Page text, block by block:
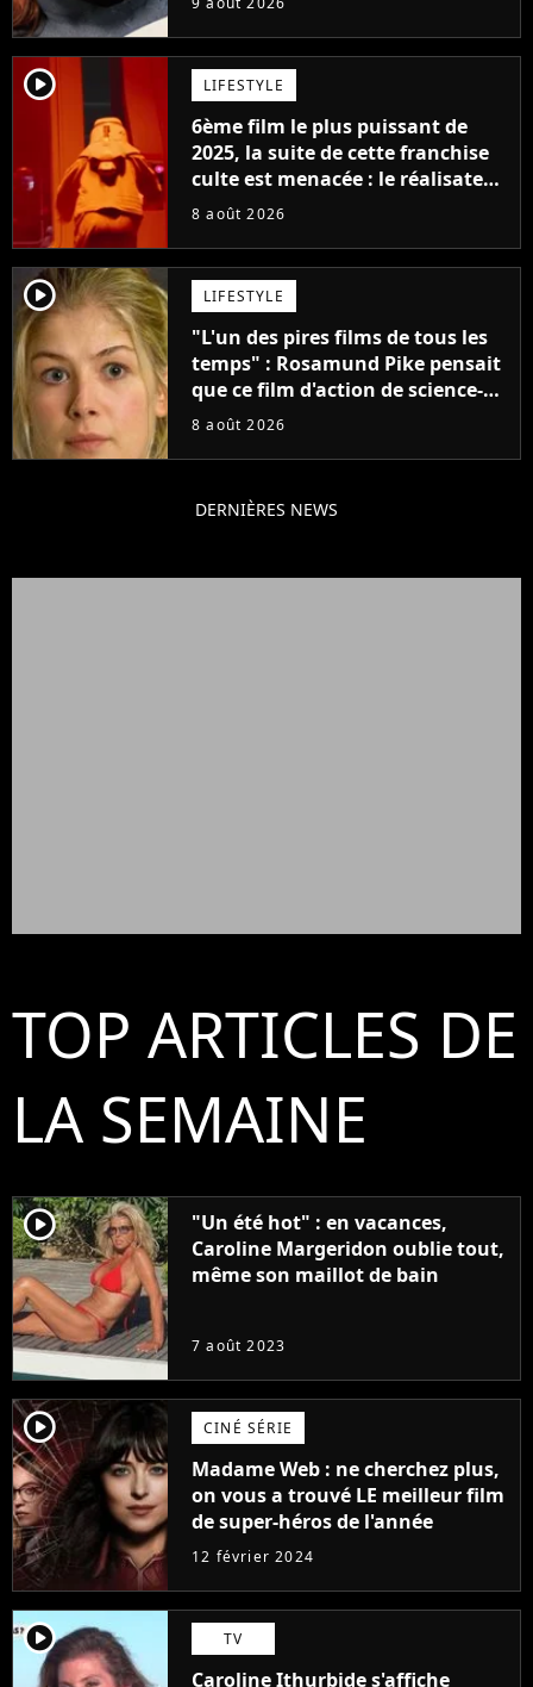
player2 LIFESTYLE
6ème film le plus puissant de
2025, la suite de cette franchise
culte est menacée : le réalisateur
claque la porte pour "différends
8 août 2026
player2 LIFESTYLE
"L'un des pires films de tous les
temps" : Rosamund Pike pensait
que ce film d'action de science-
fiction avec Dwayne Johnson
8 août 2026
DERNIÈRES NEWS
TOP ARTICLES DE
LA SEMAINE
player2
"Un été hot" : en vacances,
Caroline Margeridon oublie tout,
même son maillot de bain
7 août 2023
player2 CINÉ SÉRIE
Madame Web : ne cherchez plus,
on vous a trouvé LE meilleur film
de super-héros de l'année
12 février 2024
player2 TV
Caroline Ithurbide s'affiche